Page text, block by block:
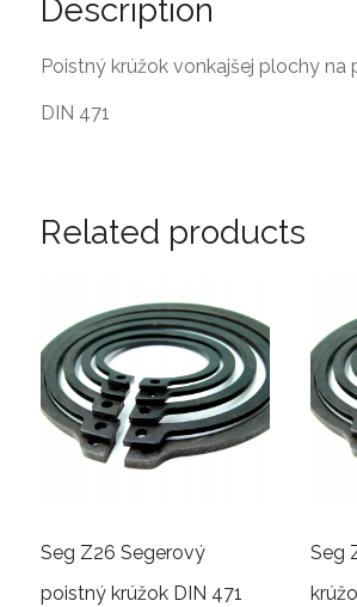
Description
Poistný krúžok vonkajšej plochy na
DIN 471
Related products
Seg Z26 Segerový
poistný krúžok DIN 471
Seg